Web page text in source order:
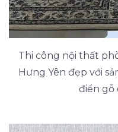
Thi công nội thất
Hưng Yên đẹp với
điển gỗ